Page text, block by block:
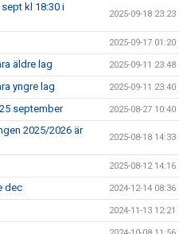
kl 18:30 i
2025-09-18 23:23
2025-09-17 01:20
äldre lag 2025-09-11 23:48
yngre lag 2025-09-11 23:40
september 2025-08-27 10:40
2025/2026 är
2025-08-18 14:33
2025-08-12 14:16
dec 2024-12-14 08:36
2024-11-13 12:21